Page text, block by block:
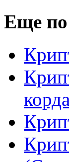
Еще по